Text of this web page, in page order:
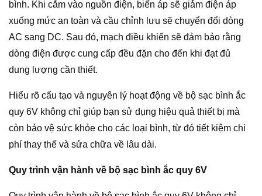
bình. Khi cắm vào nguồn điện, biến áp sẽ giảm điện áp
xuống mức an toàn và cầu chỉnh lưu sẽ chuyển đổi dòng
AC sang DC. Sau đó, mạch điều khiển sẽ đảm bảo rằng
dòng điện được cung cấp đều đặn cho đến khi đạt đủ
dung lượng cần thiết.
Hiểu rõ cấu tạo và nguyên lý hoạt động về bộ sạc bình ắc
quy 6V không chỉ giúp bạn sử dụng hiệu quả thiết bị mà
còn bảo vệ sức khỏe cho các loại bình, từ đó tiết kiệm chi
phí thay thế và sửa chữa về lâu dài.
Quy trình vận hành về bộ sạc bình ắc quy 6V